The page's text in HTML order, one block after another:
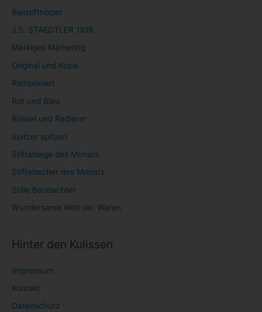
Bleistifthölzer
J.S. STAEDTLER 1919
Markiges Marketing
Original und Kopie
Ramponiert
Rot und Blau
Rüssel und Radierer
Spitzer spitzen
Stiftablage des Monats
Stiftebecher des Monats
Stille Beobachter
Wundersame Welt der Waren
Hinter den Kulissen
Impressum
Kontakt
Datenschutz